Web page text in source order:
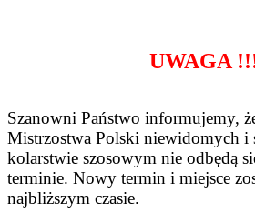
UWAGA
Szanowni Państwo informujemy,
Mistrzostwa Polski niewidomych i
kolarstwie szosowym nie odbędą
terminie. Nowy termin i miejsce
najbliższym czasie.